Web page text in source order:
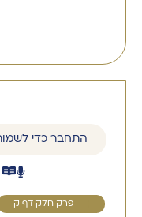
התחבר כדי
פרק חלק דף ק